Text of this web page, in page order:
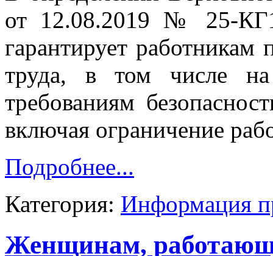
от 12.08.2019 № 25-
гарантирует работникам
труда, в том числе на
требованиям
включая ограничение
Подробнее...
Категория: Информация
Женщинам,